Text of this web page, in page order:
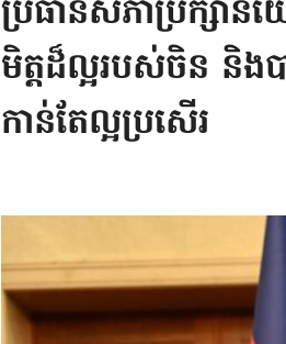
ប្រធានសភាប្រឹក្សាន
មិត្តដ៏ល្អរបស់ចិន និង
កាន់តែល្អប្រសើរ